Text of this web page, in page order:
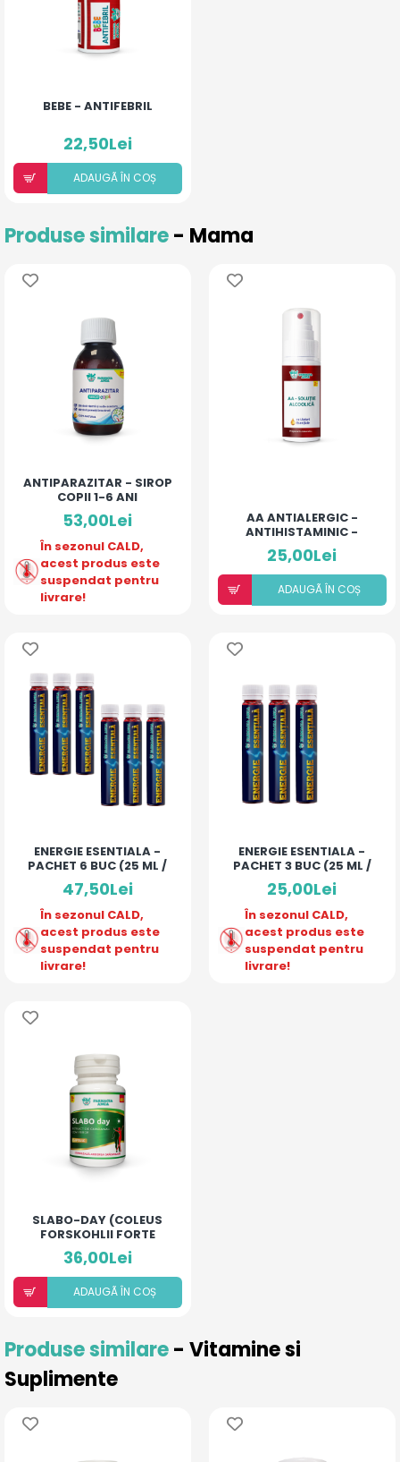
BEBE - ANTIFEBRIL
22,50Lei
ADAUGÃ ÎN COȘ
Produse similare- Mama
ANTIPARAZITAR - SIROP
COPII 1-6 ANI
53,00Lei
În sezonul CALD,
acest produs este
suspendat pentru
livrare!
AA ANTIALERGIC -
ANTIHISTAMINIC -
SOLUȚIE ALCOOLICĂ CU
10% ULEIURI ESENȚIALE
25,00Lei
ADAUGÃ ÎN COȘ
ENERGIE ESENTIALA -
PACHET 6 BUC (25 ML /
MONODOZA)
47,50Lei
În sezonul CALD,
acest produs este
suspendat pentru
livrare!
ENERGIE ESENTIALA -
PACHET 3 BUC (25 ML /
MONODOZA)
25,00Lei
În sezonul CALD,
acest produs este
suspendat pentru
livrare!
SLABO-DAY (COLEUS
FORSKOHLII FORTE
40MG)
36,00Lei
ADAUGÃ ÎN COȘ
Produse similare- Vitamine si
Suplimente